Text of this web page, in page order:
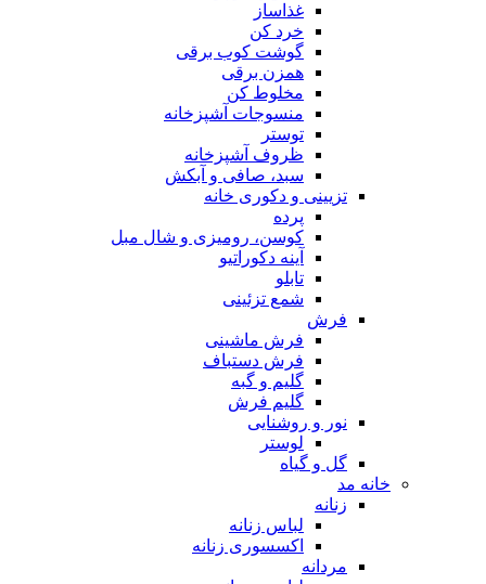
غذاساز
خرد کن
گوشت کوب برقی
همزن برقی
مخلوط کن
منسوجات آشپزخانه
توستر
ظروف آشپزخانه
سبد، صافی و آبکش
تزیینی و دکوری خانه
پرده
کوسن، رومیزی و شال مبل
آینه دکوراتیو
تابلو
شمع تزئینی
فرش
فرش ماشینی
فرش دستباف
گلیم و گبه
گلیم فرش
نور و روشنایی
لوستر
گل و گیاه
خانه مد
زنانه
لباس زنانه
اکسسوری زنانه
مردانه